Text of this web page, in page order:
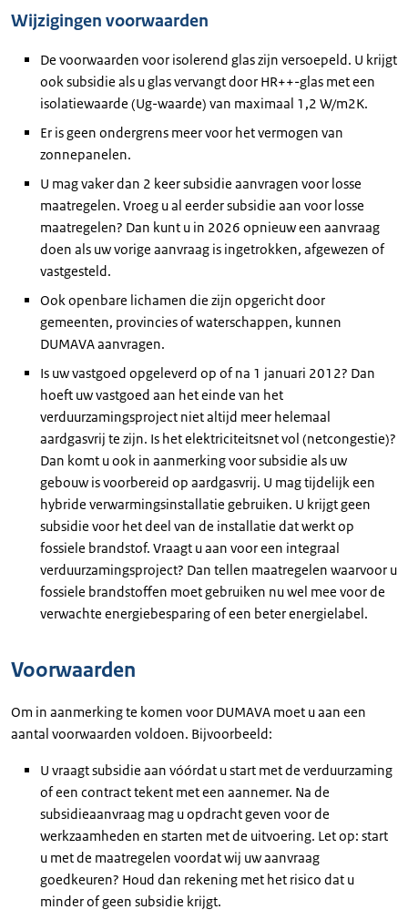
Wijzigingen voorwaarden
De voorwaarden voor isolerend glas zijn versoepeld. U krijgt
ook subsidie als u glas vervangt door HR++-glas met een
isolatiewaarde (Ug-waarde) van maximaal 1,2 W/m2K.
Er is geen ondergrens meer voor het vermogen van
zonnepanelen.
U mag vaker dan 2 keer subsidie aanvragen voor losse
maatregelen. Vroeg u al eerder subsidie aan voor losse
maatregelen? Dan kunt u in 2026 opnieuw een aanvraag
doen als uw vorige aanvraag is ingetrokken, afgewezen of
vastgesteld.
Ook openbare lichamen die zijn opgericht door
gemeenten, provincies of waterschappen, kunnen
DUMAVA aanvragen.
Is uw vastgoed opgeleverd op of na 1 januari 2012? Dan
hoeft uw vastgoed aan het einde van het
verduurzamingsproject niet altijd meer helemaal
aardgasvrij te zijn. Is het elektriciteitsnet vol (netcongestie)?
Dan komt u ook in aanmerking voor subsidie als uw
gebouw is voorbereid op aardgasvrij. U mag tijdelijk een
hybride verwarmingsinstallatie gebruiken. U krijgt geen
subsidie voor het deel van de installatie dat werkt op
fossiele brandstof. Vraagt u aan voor een integraal
verduurzamingsproject? Dan tellen maatregelen waarvoor u
fossiele brandstoffen moet gebruiken nu wel mee voor de
verwachte energiebesparing of een beter energielabel.
Voorwaarden
Om in aanmerking te komen voor DUMAVA moet u aan een
aantal voorwaarden voldoen. Bijvoorbeeld:
U vraagt subsidie aan vóórdat u start met de verduurzaming
of een contract tekent met een aannemer. Na de
subsidieaanvraag mag u opdracht geven voor de
werkzaamheden en starten met de uitvoering. Let op: start
u met de maatregelen voordat wij uw aanvraag
goedkeuren? Houd dan rekening met het risico dat u
minder of geen subsidie krijgt.